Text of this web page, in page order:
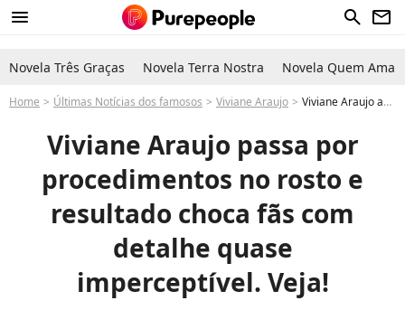
menu search newsletter
Novela Três Graças Novela Terra Nostra Novela Quem Ama
Home Últimas Notícias dos famosos Viviane Araujo Viviane Araujo aplica botox no rosto: antes e depois choca seguidores por detalhe inusitado
Viviane Araujo passa por
procedimentos no rosto e
resultado choca fãs com
detalhe quase
imperceptível. Veja!